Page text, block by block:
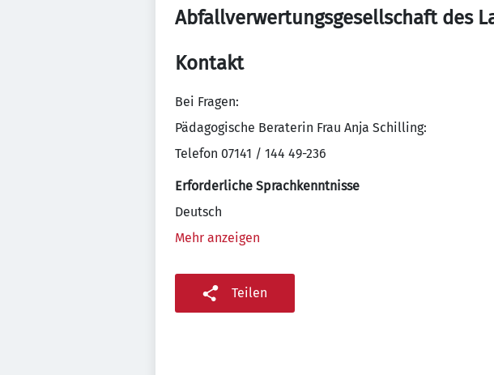
Abfallverwertungsgesellschaft des
Kontakt
Bei Fragen:
Pädagogische Beraterin Frau Anja Schilling:
Telefon 07141 / 144 49-236
Erforderliche Sprachkenntnisse
Deutsch
Mehr anzeigen
Teilen